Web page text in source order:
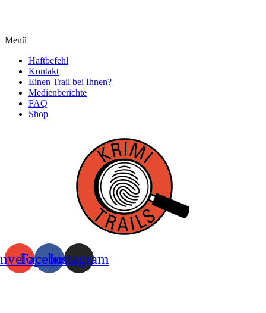
Menü
Haftbefehl
Kontakt
Einen Trail bei Ihnen?
Medienberichte
FAQ
Shop
FacebookInstagram